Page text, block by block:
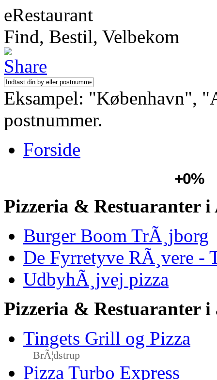
eRestaurant
Find, Bestil, Velbekom
Eksampel: "København",
postnummer.
Forside
+0%
Pizzeria & Restuaranter i
Burger Boom TrÃ¸jborg
De Fyrretyve RÃ¸vere -
UdbyhÃ¸jvej pizza
Pizzeria & Restuaranter i
Tingets Grill og Pizza
BrÃ¦dstrup
Pizza Turbo Express